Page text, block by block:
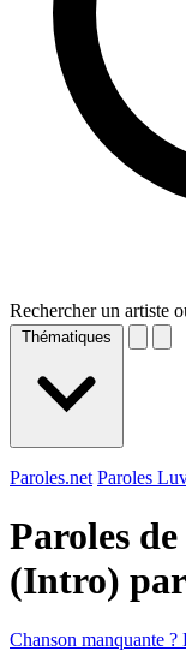
Rechercher un artiste
Thématiques
Paroles.net Paroles
Paroles
(Intro) par
Chanson manquante ?